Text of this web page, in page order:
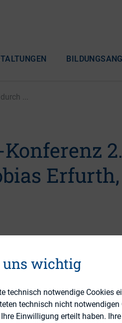
...
Konferenz
uns wichtig
technisch notwendige Cookies
technisch nicht
Einwilligung erteilt haben.